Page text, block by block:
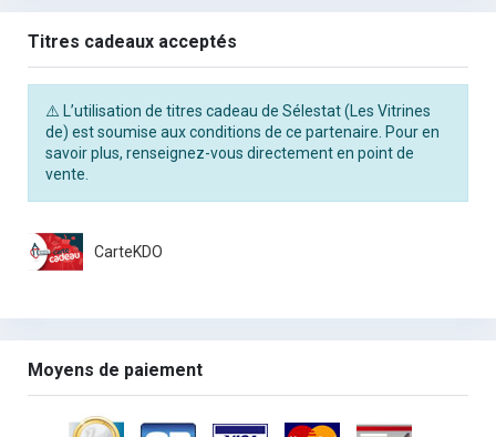
Titres cadeaux acceptés
⚠️ L’utilisation de titres cadeau de Sélestat (Les Vitrines
de) est soumise aux conditions de ce partenaire. Pour en
savoir plus, renseignez-vous directement en point de
vente.
CarteKDO
Moyens de paiement